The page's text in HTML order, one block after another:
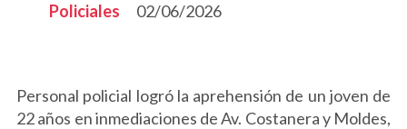
Policiales
02/06/2026
Personal policial logró la aprehensión de un joven de
22 años en inmediaciones de Av. Costanera y Moldes,